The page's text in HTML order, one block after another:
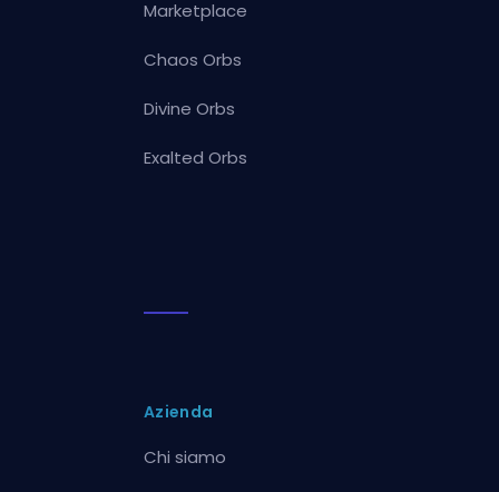
Marketplace
Chaos Orbs
Divine Orbs
Exalted Orbs
Azienda
Chi siamo